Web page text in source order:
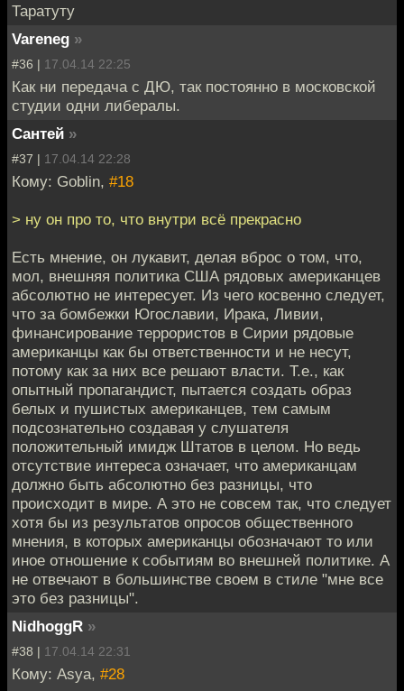
Таратуту
Vareneg »
#36 | 17.04.14 22:25
Как ни передача с ДЮ, так постоянно в московской
студии одни либералы.
Сантей »
#37 | 17.04.14 22:28
Кому: Goblin, #18
> ну он про то, что внутри всё прекрасно
Есть мнение, он лукавит, делая вброс о том, что,
мол, внешняя политика США рядовых американцев
абсолютно не интересует. Из чего косвенно следует,
что за бомбежки Югославии, Ирака, Ливии,
финансирование террористов в Сирии рядовые
американцы как бы ответственности и не несут,
потому как за них все решают власти. Т.е., как
опытный пропагандист, пытается создать образ
белых и пушистых американцев, тем самым
подсознательно создавая у слушателя
положительный имидж Штатов в целом. Но ведь
отсутствие интереса означает, что американцам
должно быть абсолютно без разницы, что
происходит в мире. А это не совсем так, что следует
хотя бы из результатов опросов общественного
мнения, в которых американцы обозначают то или
иное отношение к событиям во внешней политике. А
не отвечают в большинстве своем в стиле "мне все
это без разницы".
NidhoggR »
#38 | 17.04.14 22:31
Кому: Asya, #28